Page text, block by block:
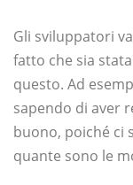
Gli sviluppatori
fatto che sia
questo. Ad
sapendo di aver
buono, poiché ci
quante sono le